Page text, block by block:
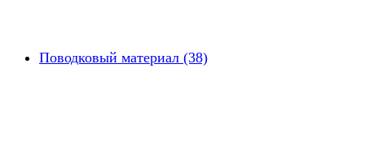
Поводковый материал (38)